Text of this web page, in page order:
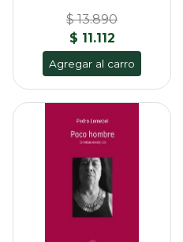
$ 13.890
$ 11.112
Agregar al carro